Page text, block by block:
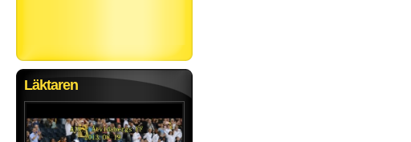
Läktaren